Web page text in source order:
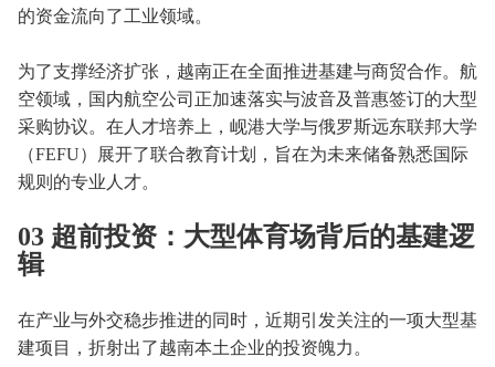
的资金流向了工业领域。
为了支撑经济扩张，越南正在全面推进基建与商贸合作。航
空领域，国内航空公司正加速落实与波音及普惠签订的大型
采购协议。在人才培养上，岘港大学与俄罗斯远东联邦大学
（FEFU）展开了联合教育计划，旨在为未来储备熟悉国际
规则的专业人才。
03 超前投资：大型体育场背后的基建逻
辑
在产业与外交稳步推进的同时，近期引发关注的一项大型基
建项目，折射出了越南本土企业的投资魄力。